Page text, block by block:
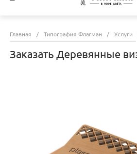
Главная / Типография Флагман / Услуги
Заказать Деревянные